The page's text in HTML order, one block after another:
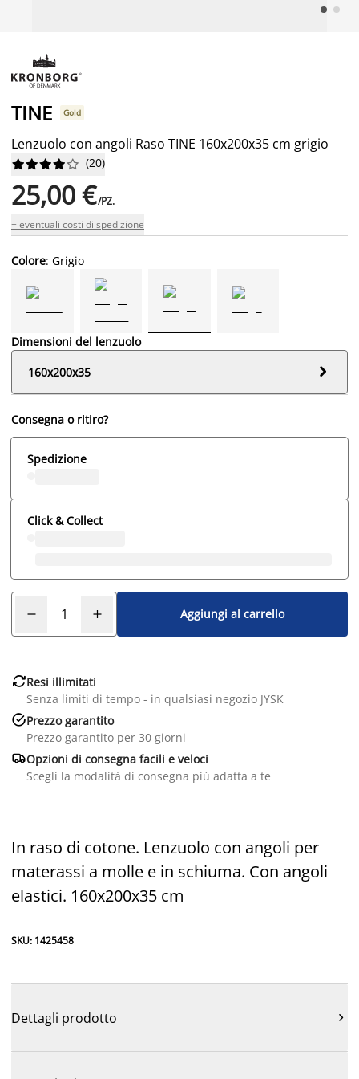
TINE Gold
Lenzuolo con angoli Raso TINE 160x200x35 cm grigio





 (20)
25,00 €/PZ.
+ eventuali costi di spedizione
Colore: Grigio
Dimensioni del lenzuolo
160x200x35

Consegna o ritiro?
Spedizione
Click & Collect
Aggiungi al carrello
Resi illimitati
Senza limiti di tempo - in qualsiasi negozio JYSK
Prezzo garantito
Prezzo garantito per 30 giorni
Opzioni di consegna facili e veloci
Scegli la modalità di consegna più adatta a te
In raso di cotone. Lenzuolo con angoli per
materassi a molle e in schiuma. Con angoli
elastici. 160x200x35 cm
SKU: 1425458
Dettagli prodotto 